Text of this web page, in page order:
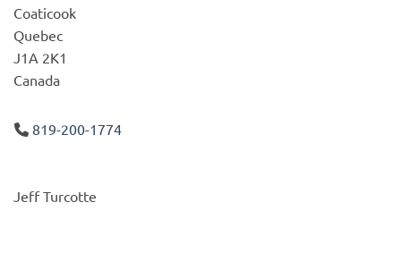
Coaticook
Quebec
J1A 2K1
Canada
819-200-1774
Jeff Turcotte